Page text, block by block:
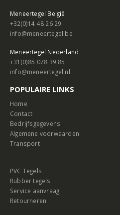
Meneertegel België
+32(0)14 48 26 29
info@meneertegel.be
Meneertegel Nederland
+31(0)85 078 39 85
info@meneertegel.nl
POPULAIRE LINKS
Home
Contact
Bedrijfsgegevens
Algemene voorwaarden
Transport
PVC Tegels
Rubber tegels
Service aanvraag
Retourneren